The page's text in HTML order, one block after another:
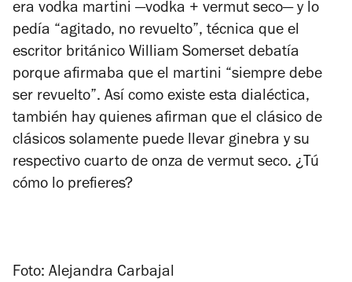
era vodka martini —vodka + vermut seco— y lo
pedía “agitado, no revuelto”, técnica que el
escritor británico William Somerset debatía
porque afirmaba que el martini “siempre debe
ser revuelto”. Así como existe esta dialéctica,
también hay quienes afirman que el clásico de
clásicos solamente puede llevar ginebra y su
respectivo cuarto de onza de vermut seco. ¿Tú
cómo lo prefieres?
Foto: Alejandra Carbajal